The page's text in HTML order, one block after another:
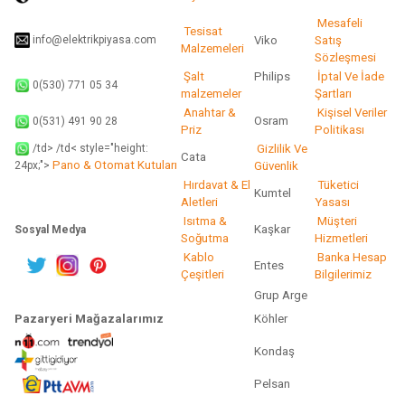
info@elektrikpiyasa.com
Tesisat
Malzemeleri
Viko
Mesafeli
Satış
Sözleşmesi
0(530) 771 05 34
Şalt
malzemeler
Philips
İptal Ve İade
Şartları
0(531) 491 90 28
Anahtar &
Priz
Osram
Kişisel Veriler
Politikası
/td> /td< style="height:
24px;"> Pano & Otomat Kutuları
Cata
Gizlilik Ve
Güvenlik
Hırdavat & El
Aletleri
Kumtel
Tüketici
Yasası
Sosyal Medya
Isıtma &
Soğutma
Kaşkar
Müşteri
Hizmetleri
Kablo
Çeşitleri
Entes
Banka Hesap
Bilgilerimiz
Grup Arge
Pazaryeri Mağazalarımız
Köhler
Kondaş
Pelsan